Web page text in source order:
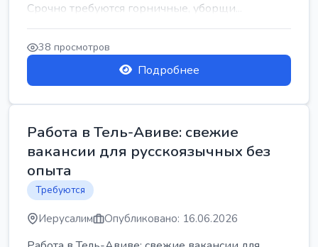
Срочно требуются горничные, уборщи...
38 просмотров
Подробнее
Работа в Тель-Авиве: свежие
вакансии для русскоязычных без
опыта
Требуются
Иерусалим Опубликовано: 16.06.2026